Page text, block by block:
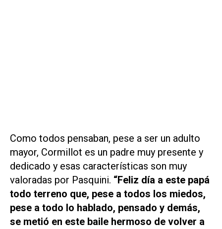
Como todos pensaban, pese a ser un adulto
mayor, Cormillot es un padre muy presente y
dedicado y esas características son muy
valoradas por Pasquini. “Feliz día a este papá
todo terreno que, pese a todos los miedos,
pese a todo lo hablado, pensado y demás,
se metió en este baile hermoso de volver a